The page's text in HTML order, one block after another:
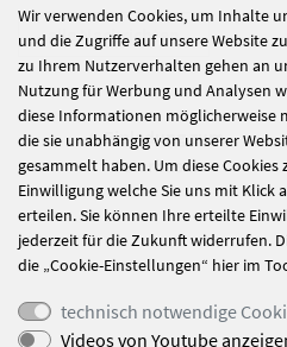
alle Nachrichten
Einladung zum
Osterbasar
Wir verwenden Cookies, um Inhalte
und die Zugriffe auf unsere Website
zu Ihrem Nutzerverhalten gehen an
Nutzung für Werbung und Analysen
diese Informationen möglicherweise
die sie unabhängig von unserer
gesammelt haben. Um diese
Einwilligung welche Sie uns mit Klick
erteilen. Sie können Ihre erteilte
jederzeit für die Zukunft widerrufen.
die „Cookie-Einstellungen“ hier im
technisch notwendige
Videos von Youtube